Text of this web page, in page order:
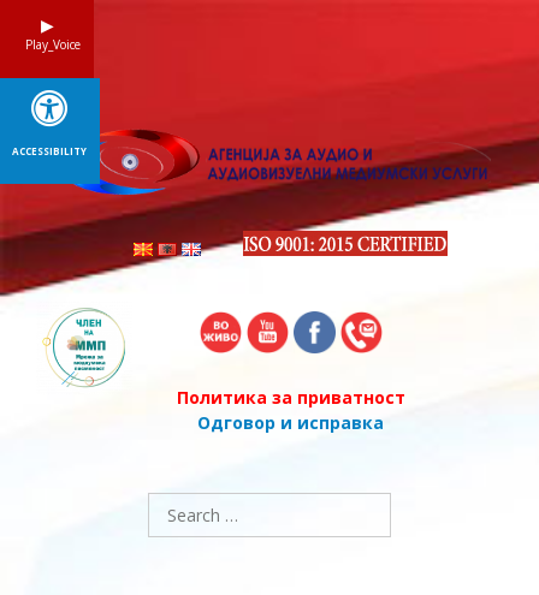
Политика за приватност
Одговор и исправка
Search
for:
Play_Voice
ACCESSIBILITY